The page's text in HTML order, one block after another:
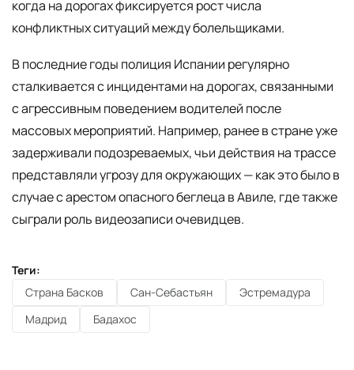
когда на дорогах фиксируется рост числа
конфликтных ситуаций между болельщиками.
В последние годы полиция Испании регулярно
сталкивается с инцидентами на дорогах, связанными
с агрессивным поведением водителей после
массовых мероприятий. Например, ранее в стране уже
задерживали подозреваемых, чьи действия на трассе
представляли угрозу для окружающих — как это было в
случае с арестом опасного беглеца в Авиле, где также
сыграли роль видеозаписи очевидцев.
Теги:
Страна Басков
Сан-Себастьян
Эстремадура
Мадрид
Бадахос